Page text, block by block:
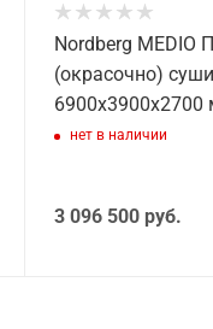
Nordberg MEDIO
(окрасочно)
6900x3900x2700
нет в наличии
3 096 500 руб.